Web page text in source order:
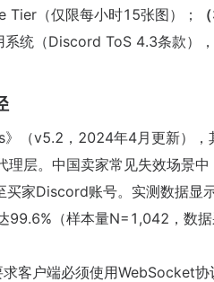
Tier（仅限每小时15张图）；
统（Discord ToS 4.3条款）
（v5.2，2024年4月更新），
理层。中国卖家常见失效场景
买家Discord账号。实测数据显
99.6%（样本量N=1,042，数
客户端必须使用WebSocket